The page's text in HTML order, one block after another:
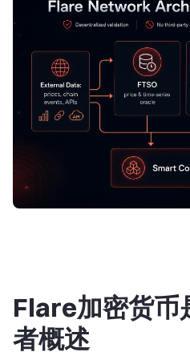
Flare加密货币
者概述